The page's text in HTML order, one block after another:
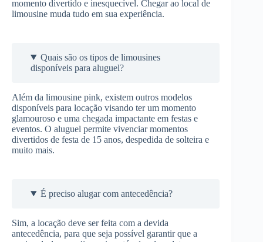
momento divertido e inesquecível. Chegar ao local de
limousine muda tudo em sua experiência.
Quais são os tipos de limousines
disponíveis para aluguel?
Além da limousine pink, existem outros modelos
disponíveis para locação visando ter um momento
glamouroso e uma chegada impactante em festas e
eventos. O aluguel permite vivenciar momentos
divertidos de festa de 15 anos, despedida de solteira e
muito mais.
É preciso alugar com antecedência?
Sim, a locação deve ser feita com a devida
antecedência, para que seja possível garantir que a